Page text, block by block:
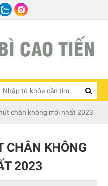
chân không mới nhất 2023
CHÂN KHÔNG
2023